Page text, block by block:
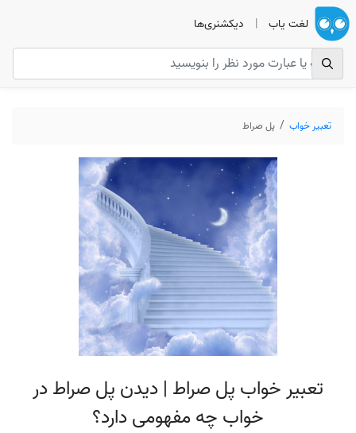
لغت یاب | دیکشنری‌ها
تعبیر خواب پل صراط
تعبیر خواب پل صراط | دیدن پل صراط در
خواب چه مفهومی دارد؟